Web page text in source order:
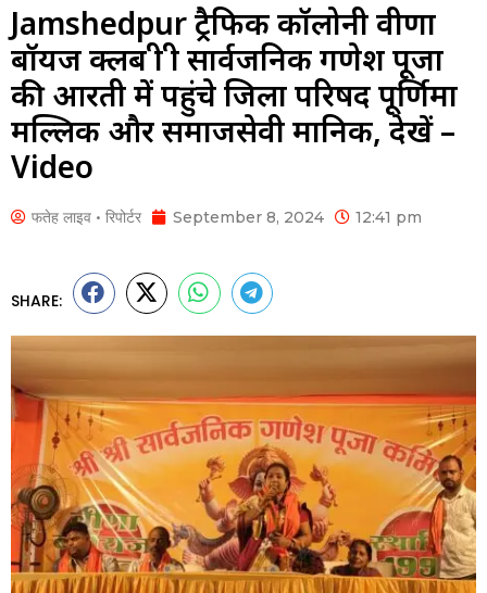
Jamshedpur ट्रैफिक कॉलोनी वीणा
बॉयज क्लब श्री श्री सार्वजनिक गणेश पूजा
की आरती में पहुंचे जिला परिषद पूर्णिमा
मल्लिक और समाजसेवी मानिक, देखें –
Video
फतेह लाइव • रिपोर्टर September 8, 2024 12:41 pm
SHARE: